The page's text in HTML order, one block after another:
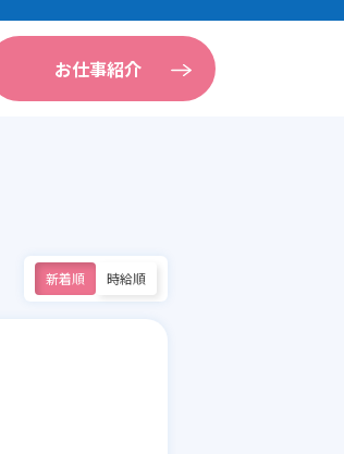
お仕事紹介
新着順 時給順